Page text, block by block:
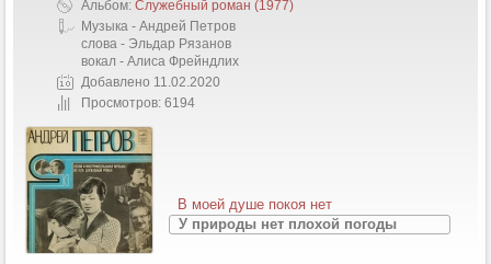
Альбом: Служебный роман (1977)
Музыка - Андрей Петров
слова - Эльдар Рязанов
вокал - Алиса Фрейндлих
Добавлено 11.02.2020
Просмотров: 6194
В моей душе покоя нет
У природы нет плохой погоды